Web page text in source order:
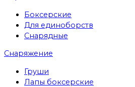
Боксерские
Для единоборств
Снарядные
Снаряжение
Груши
Лапы боксерские